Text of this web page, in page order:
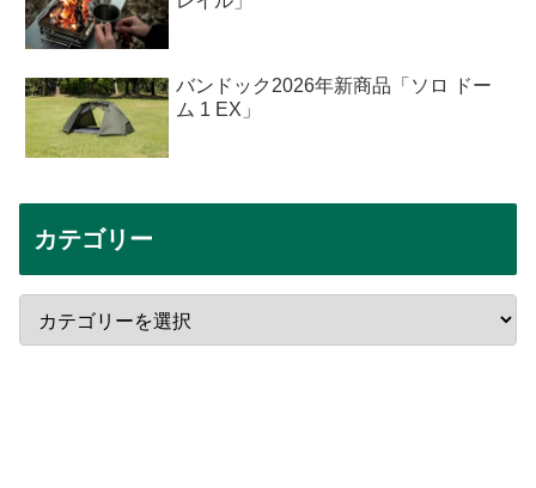
バンドック2026年新商品「ソロ ドー
ム 1 EX」
カテゴリー